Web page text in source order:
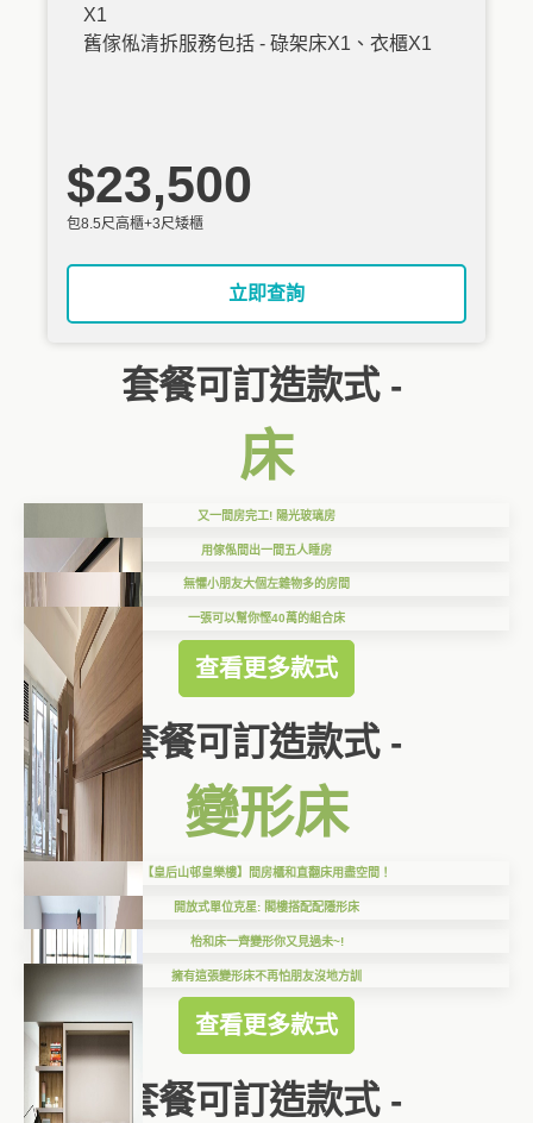
X1
舊傢俬清拆服務包括 - 碌架床X1、衣櫃X1
$23,500
包8.5尺高櫃+3尺矮櫃
立即查詢
套餐可訂造款式 -
床
又一間房完工! 陽光玻璃房
用傢俬間出一間五人睡房
無懼小朋友大個左雜物多的房間
一張可以幫你慳40萬的組合床
查看更多款式
套餐可訂造款式 -
變形床
【皇后山邨皇樂樓】間房櫃和直翻床用盡空間！
開放式單位克星: 閣樓搭配配隱形床
枱和床一齊變形你又見過未~!
擁有這張變形床不再怕朋友沒地方訓
查看更多款式
套餐可訂造款式 -